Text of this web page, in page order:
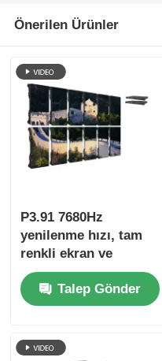
Önerilen Ürünler
P3.91 7680Hz
yenilenme hızı, tam
renkli ekran ve
konserler ve sahne
etkinlikleri için IP65
koruması ile açık
duvarı
Talep Gönder